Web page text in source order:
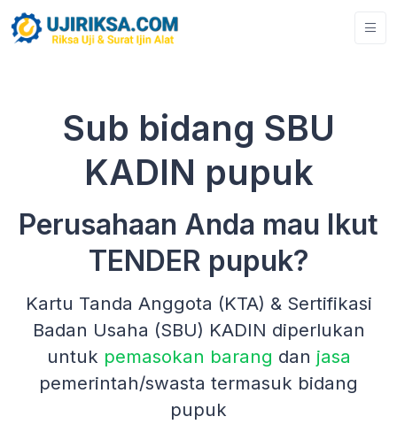
Sub bidang SBU
KADIN pupuk
Perusahaan Anda mau Ikut
TENDER pupuk?
Kartu Tanda Anggota (KTA) & Sertifikasi
Badan Usaha (SBU) KADIN diperlukan
untuk pemasokan barang dan jasa
pemerintah/swasta termasuk bidang
pupuk